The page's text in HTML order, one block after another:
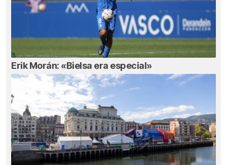
Erik Morán: «Bielsa era especial»